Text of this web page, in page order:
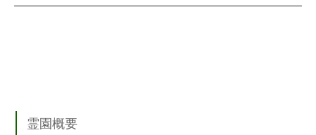
霊園概要